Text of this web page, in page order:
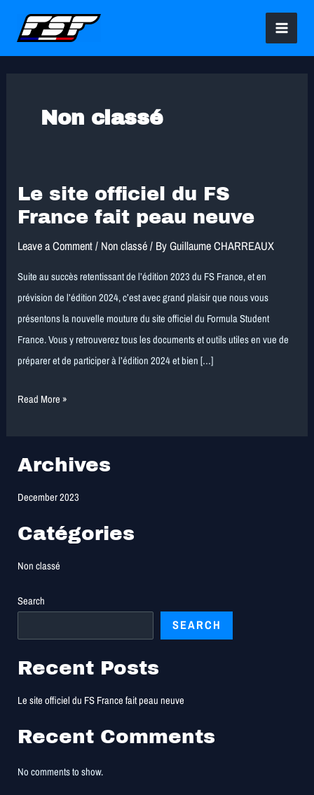
Non classé
Le site officiel du FS
France fait peau neuve
Leave a Comment/ Non classé/ ByGuillaume CHARREAUX
Suite au succès retentissant de l’édition 2023 du FS France, et en
prévision de l’édition 2024, c’est avec grand plaisir que nous vous
présentons la nouvelle mouture du site officiel du Formula Student
France. Vous y retrouverez tous les documents et outils utiles en vue de
préparer et de participer à l’édition 2024 et bien […]
site
du
FS
France
fait
peau
neuve
Read More »
Archives
December 2023
Catégories
Non classé
Search
SEARCH
Recent Posts
Le site officiel du FS France fait peau neuve
Recent Comments
No comments to show.